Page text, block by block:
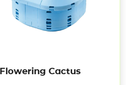
Cactus